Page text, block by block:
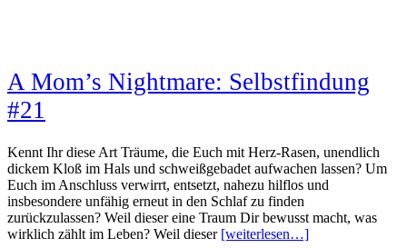
A Mom’s Nightmare: Selbstfindung
#21
Kennt Ihr diese Art Träume, die Euch mit Herz-Rasen, unendlich
dickem Kloß im Hals und schweißgebadet aufwachen lassen? Um
Euch im Anschluss verwirrt, entsetzt, nahezu hilflos und
insbesondere unfähig erneut in den Schlaf zu finden
zurückzulassen? Weil dieser eine Traum Dir bewusst macht, was
wirklich zählt im Leben? Weil dieser [weiterlesen…]